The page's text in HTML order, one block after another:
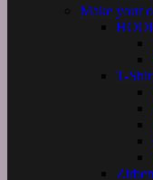
Make your
T-